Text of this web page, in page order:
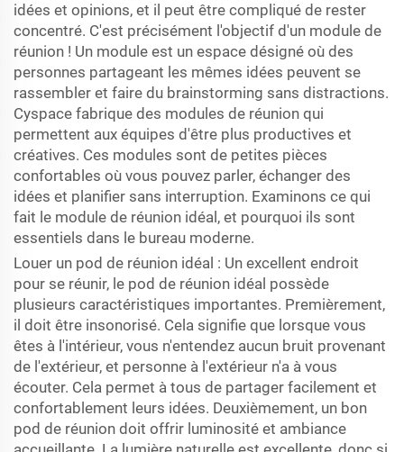
idées et opinions, et il peut être compliqué de rester
concentré. C'est précisément l'objectif d'un module de
réunion ! Un module est un espace désigné où des
personnes partageant les mêmes idées peuvent se
rassembler et faire du brainstorming sans distractions.
Cyspace fabrique des modules de réunion qui
permettent aux équipes d'être plus productives et
créatives. Ces modules sont de petites pièces
confortables où vous pouvez parler, échanger des
idées et planifier sans interruption. Examinons ce qui
fait le module de réunion idéal, et pourquoi ils sont
essentiels dans le bureau moderne.
Louer un pod de réunion idéal : Un excellent endroit
pour se réunir, le pod de réunion idéal possède
plusieurs caractéristiques importantes. Premièrement,
il doit être insonorisé. Cela signifie que lorsque vous
êtes à l'intérieur, vous n'entendez aucun bruit provenant
de l'extérieur, et personne à l'extérieur n'a à vous
écouter. Cela permet à tous de partager facilement et
confortablement leurs idées. Deuxièmement, un bon
pod de réunion doit offrir luminosité et ambiance